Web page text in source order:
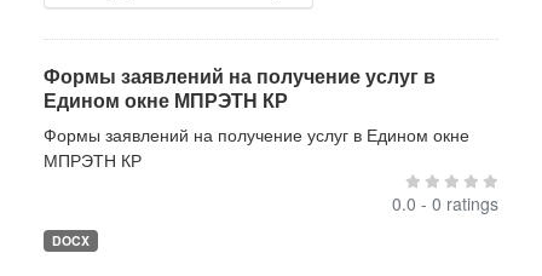
Формы заявлений на получение услуг в
Едином окне МПРЭТН КР
Формы заявлений на получение услуг в Едином окне
МПРЭТН КР
0.0 - 0 ratings
DOCX